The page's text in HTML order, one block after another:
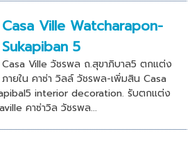
Casa Ville Watcharapon-
Sukapiban 5
Casa Ville วัชรพล ถ.สุขาภิบาล5 ตกแต่ง
ภายใน คาซ่า วิลล์ วัชรพล-เพิ่มสิน Casa
interior decoration. รับตกแต่ง
คาซ่าวิล วัชรพล...